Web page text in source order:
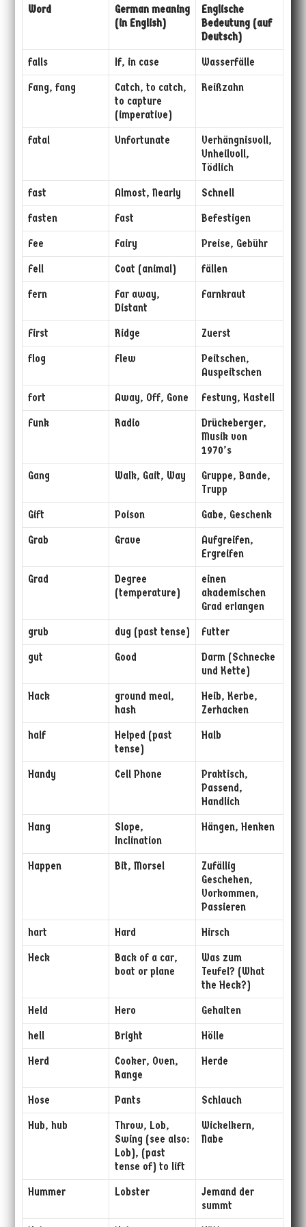
Word
German meaning
(in English)
Englische
Bedeutung (auf
Deutsch)
falls
If, in case
Wasserfälle
Fang, fang
Catch, to catch,
to capture
(imperative)
Reißzahn
fatal Unfortunate
Verhängnisvoll,
Unheilvoll,
Tödlich
fast
Almost, Nearly
Schnell
fasten
Fast
Befestigen
Fee
Fairy
Preise, Gebühr
Fell
Coat (animal)
fällen
fern
Far away,
Distant
Farnkraut
First Ridge
Zuerst
flog
Flew
Peitschen,
Auspeitschen
fort
Away, Off, Gone
Festung, Kastell
Funk
Radio
Drückeberger,
Musik von
1970’s
Gang
Walk, Gait, Way
Gruppe, Bande,
Trupp
Gift
Poison
Gabe, Geschenk
Grab
Grave
Aufgreifen,
Ergreifen
Grad
Degree
(temperature)
einen
akademischen
Grad erlangen
grub
dug (past tense)
Futter
gut
Good
Darm (Schnecke
und Kette)
Hack
ground meal,
hash
Heib, Kerbe,
Zerhacken
half
Helped (past
tense)
Halb
Handy Cell Phone
Praktisch,
Passend,
Handlich
Hang
Slope,
Inclination
Hängen, Henken
Happen Bit, Morsel
Zufällig
Geschehen,
Vorkommen,
Passieren
hart
Hard
Hirsch
Heck
Back of a car,
boat or plane
Was zum
Teufel? (What
the Heck?)
Held
Hero
Gehalten
hell
Bright
Hölle
Herd
Cooker, Oven,
Range
Herde
Hose Pants
Schlauch
Hub, hub
Throw, Lob,
Swing (see also:
Lob), (past
tense of) to lift
Wickelkern,
Nabe
Hummer Lobster
Jemand der
summt